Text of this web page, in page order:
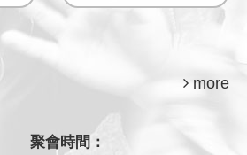
more
聚會時間：